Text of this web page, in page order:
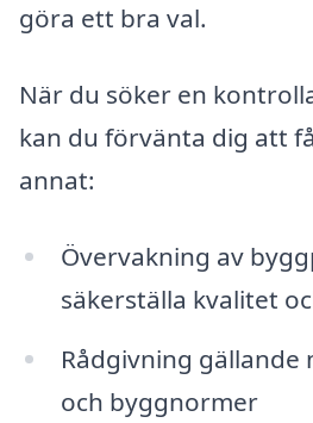
göra ett bra val.
När du söker en
kan du förvänta dig att
annat:
Övervakning av
säkerställa kvalitet
Rådgivning
och byggnormer